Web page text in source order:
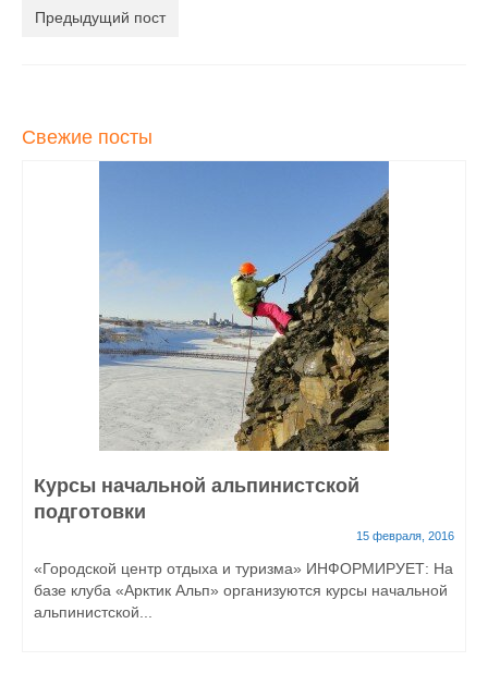
Предыдущий пост
Свежие посты
Курсы начальной альпинистской
подготовки
15 февраля, 2016
«Городской центр отдыха и туризма» ИНФОРМИРУЕТ: На
базе клуба «Арктик Альп» организуются курсы начальной
альпинистской...